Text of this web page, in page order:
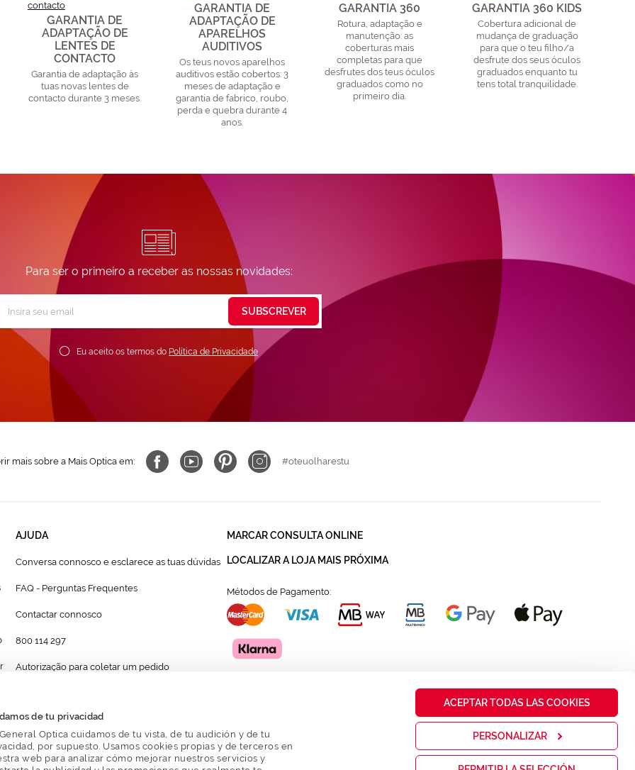
de tu privacidad
Optica cuidamos de tu vista, de tu audición y de tu
por supuesto. Usamos cookies propias y de terceros en
web para analizar cómo mejorar nuestros servicios y
ACEPTAR TODAS LAS COOKIES
PERSONALIZAR
GARANTIA DE
ADAPTAÇÃO DE
LENTES DE
CONTACTO
Garantia de adaptação às
tuas novas lentes de
contacto durante 3 meses.
GARANTIA DE
ADAPTAÇÃO DE
APARELHOS
AUDITIVOS
Os teus novos aparelhos
auditivos estão cobertos: 3
meses de adaptação e
garantia de fabrico, roubo,
perda e quebra durante 4
anos.
GARANTIA 360
Rotura, adaptação e
manutenção: as
coberturas mais
completas para que
desfrutes dos teus óculos
graduados como no
primeiro dia.
GARANTIA 360 KIDS
Cobertura adicional de
mudança de graduação
para que o teu filho/a
desfrute dos seus óculos
graduados enquanto tu
tens total tranquilidade.
Para ser o primeiro a receber as nossas novidades:
Newsletter:
Eu aceito os termos do Política de Privacidade
SUBSCREVER
mais sobre a Mais Optica em: #oteuolharestu
AJUDA
Conversa connosco e esclarece as tuas dúvidas
FAQ - Perguntas Frequentes
Contactar connosco
800 114 297
Autorização para coletar um pedido
MARCAR CONSULTA ONLINE
LOCALIZAR A LOJA MAIS PRÓXIMA
Métodos de Pagamento: